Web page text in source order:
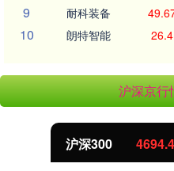
9 耐科装备
10 朗特智能 26.4
沪深京行
沪深300 4694.44